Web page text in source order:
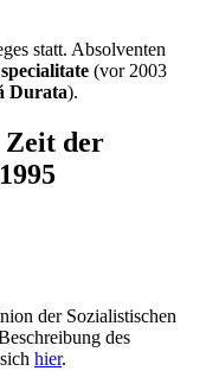
statt. Absolventen
(vor 2003
Durata).
Zeit der
der Sozialistischen
des
hier.